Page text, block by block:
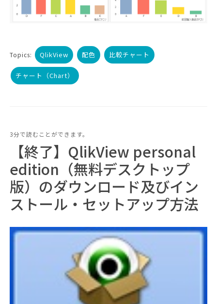
Topics: QlikView 配色 比較チャート
チャート（Chart）
3分で読むことができます。
【終了】QlikView personal
edition（無料デスクトップ
版）のダウンロード及びイン
ストール・セットアップ方法